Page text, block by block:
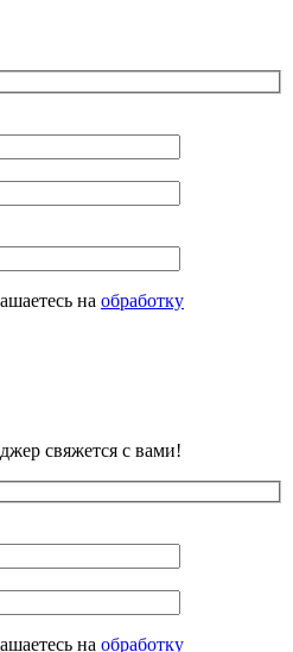
на обработку
свяжется с вами!
на обработку